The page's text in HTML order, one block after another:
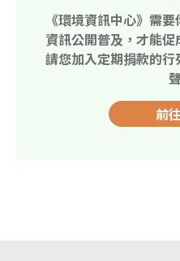
《環境資訊中心》需
資訊公開普及，才能
請您加入定期捐款的
前